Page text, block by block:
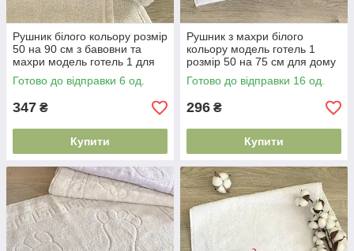
Рушник білого кольору розмір
50 на 90 см з бавовни та
махри модель готель 1 для
дому та щоденного
використання
Готово до відправки 6 од.
347 ₴
Купити
Рушник з махри білого
кольору модель готель 1
розмір 50 на 75 см для дому
та щоденного використання
Готово до відправки 16 од.
296 ₴
Купити